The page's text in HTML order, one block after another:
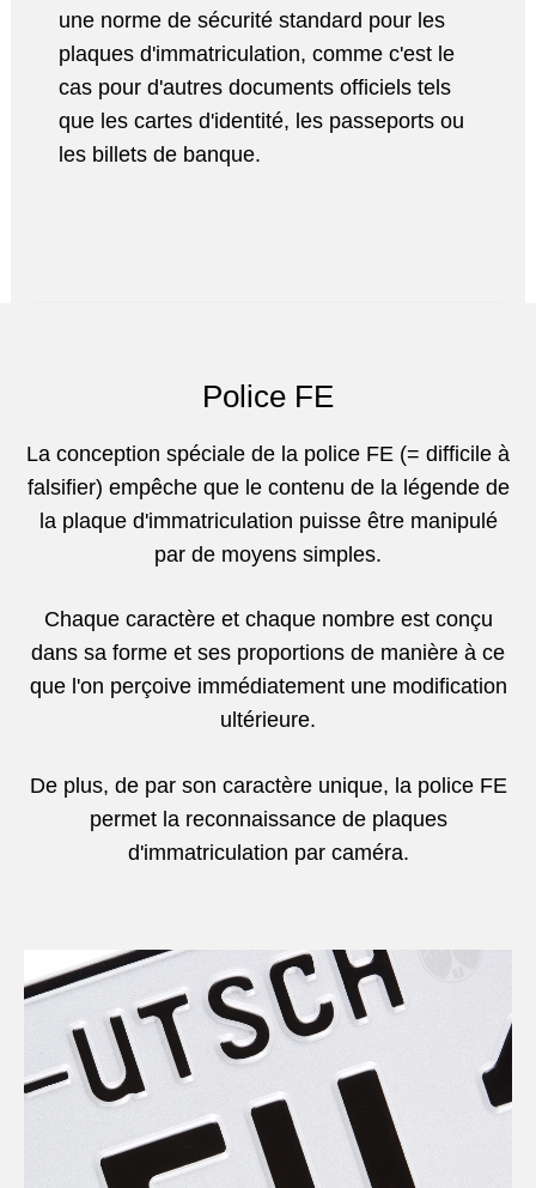
une norme de sécurité standard pour les
plaques d'immatriculation, comme c'est le
cas pour d'autres documents officiels tels
que les cartes d'identité, les passeports ou
les billets de banque.
Police FE
La conception spéciale de la police FE (= difficile à
falsifier) empêche que le contenu de la légende de
la plaque d'immatriculation puisse être manipulé
par de moyens simples.
Chaque caractère et chaque nombre est conçu
dans sa forme et ses proportions de manière à ce
que l'on perçoive immédiatement une modification
ultérieure.
De plus, de par son caractère unique, la police FE
permet la reconnaissance de plaques
d'immatriculation par caméra.